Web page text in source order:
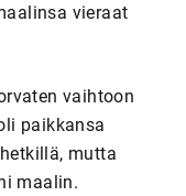
vieraat
vaihtoon
paikkansa
mutta
maalin.